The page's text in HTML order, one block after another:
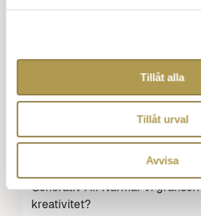
Tillåt alla
Tillåt urval
Avvisa
god ton i dagens digitala
Ibet – kasino och sportbetting i
Upprätta och
Bitcoin kurs i dollar – en global
De 10 bästa julkläderna för
klär du dig med stil och glädje
Generativ AI: Närmar vi
kreativitet?